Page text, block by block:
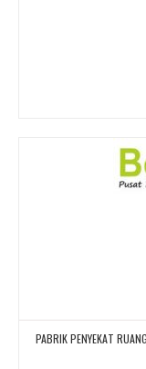
CARI PARTISI PENYEKAT
CARI PARTISI PENYEKAT
CARI PARTISI PENYEKAT
PABRIK PENYEKAT